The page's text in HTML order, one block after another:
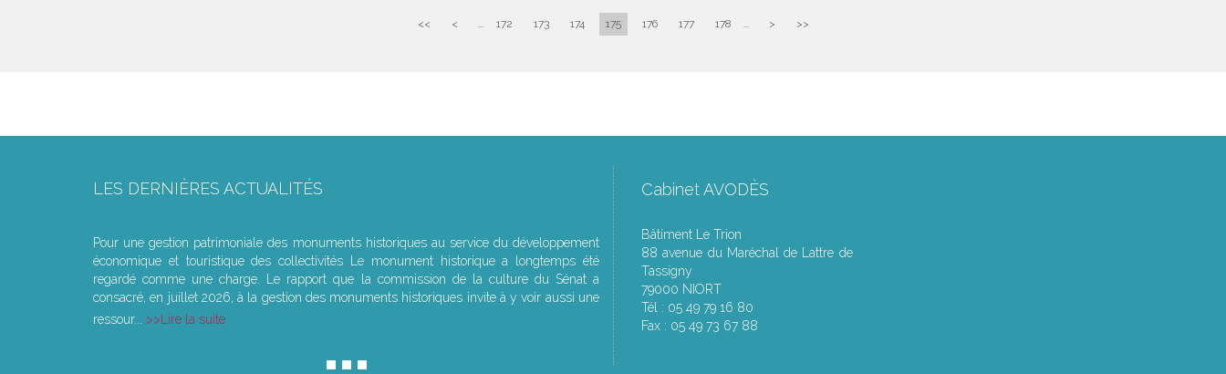
<< < ... 172 173 174 175 176 177 178 ... > >>
LES DERNIÈRES ACTUALITÉS
Pour une gestion patrimoniale des monuments historiques au service du développement
économique et touristique des collectivités Le monument historique a longtemps été
regardé comme une charge. Le rapport que la commission de la culture du Sénat a
consacré, en juillet 2026, à la gestion des monuments historiques invite à y voir aussi une
ressour...
Lire la suite
Cabinet AVODÈS
Bâtiment Le Trion
88 avenue du Maréchal de Lattre de
Tassigny
79000 NIORT
Tél : 05 49 79 16 80
Fax : 05 49 73 67 88